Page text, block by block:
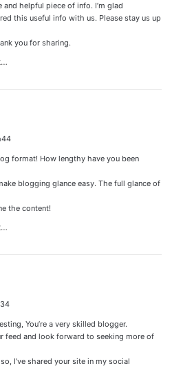
and helpful piece of info. I’m glad
this useful info with us. Please stay us up
you for sharing.
format! How lengthy have you been
blogging glance easy. The full glance of
the content!
You’re a very skilled blogger.
feed and look forward to seeking more of
I’ve shared your site in my social